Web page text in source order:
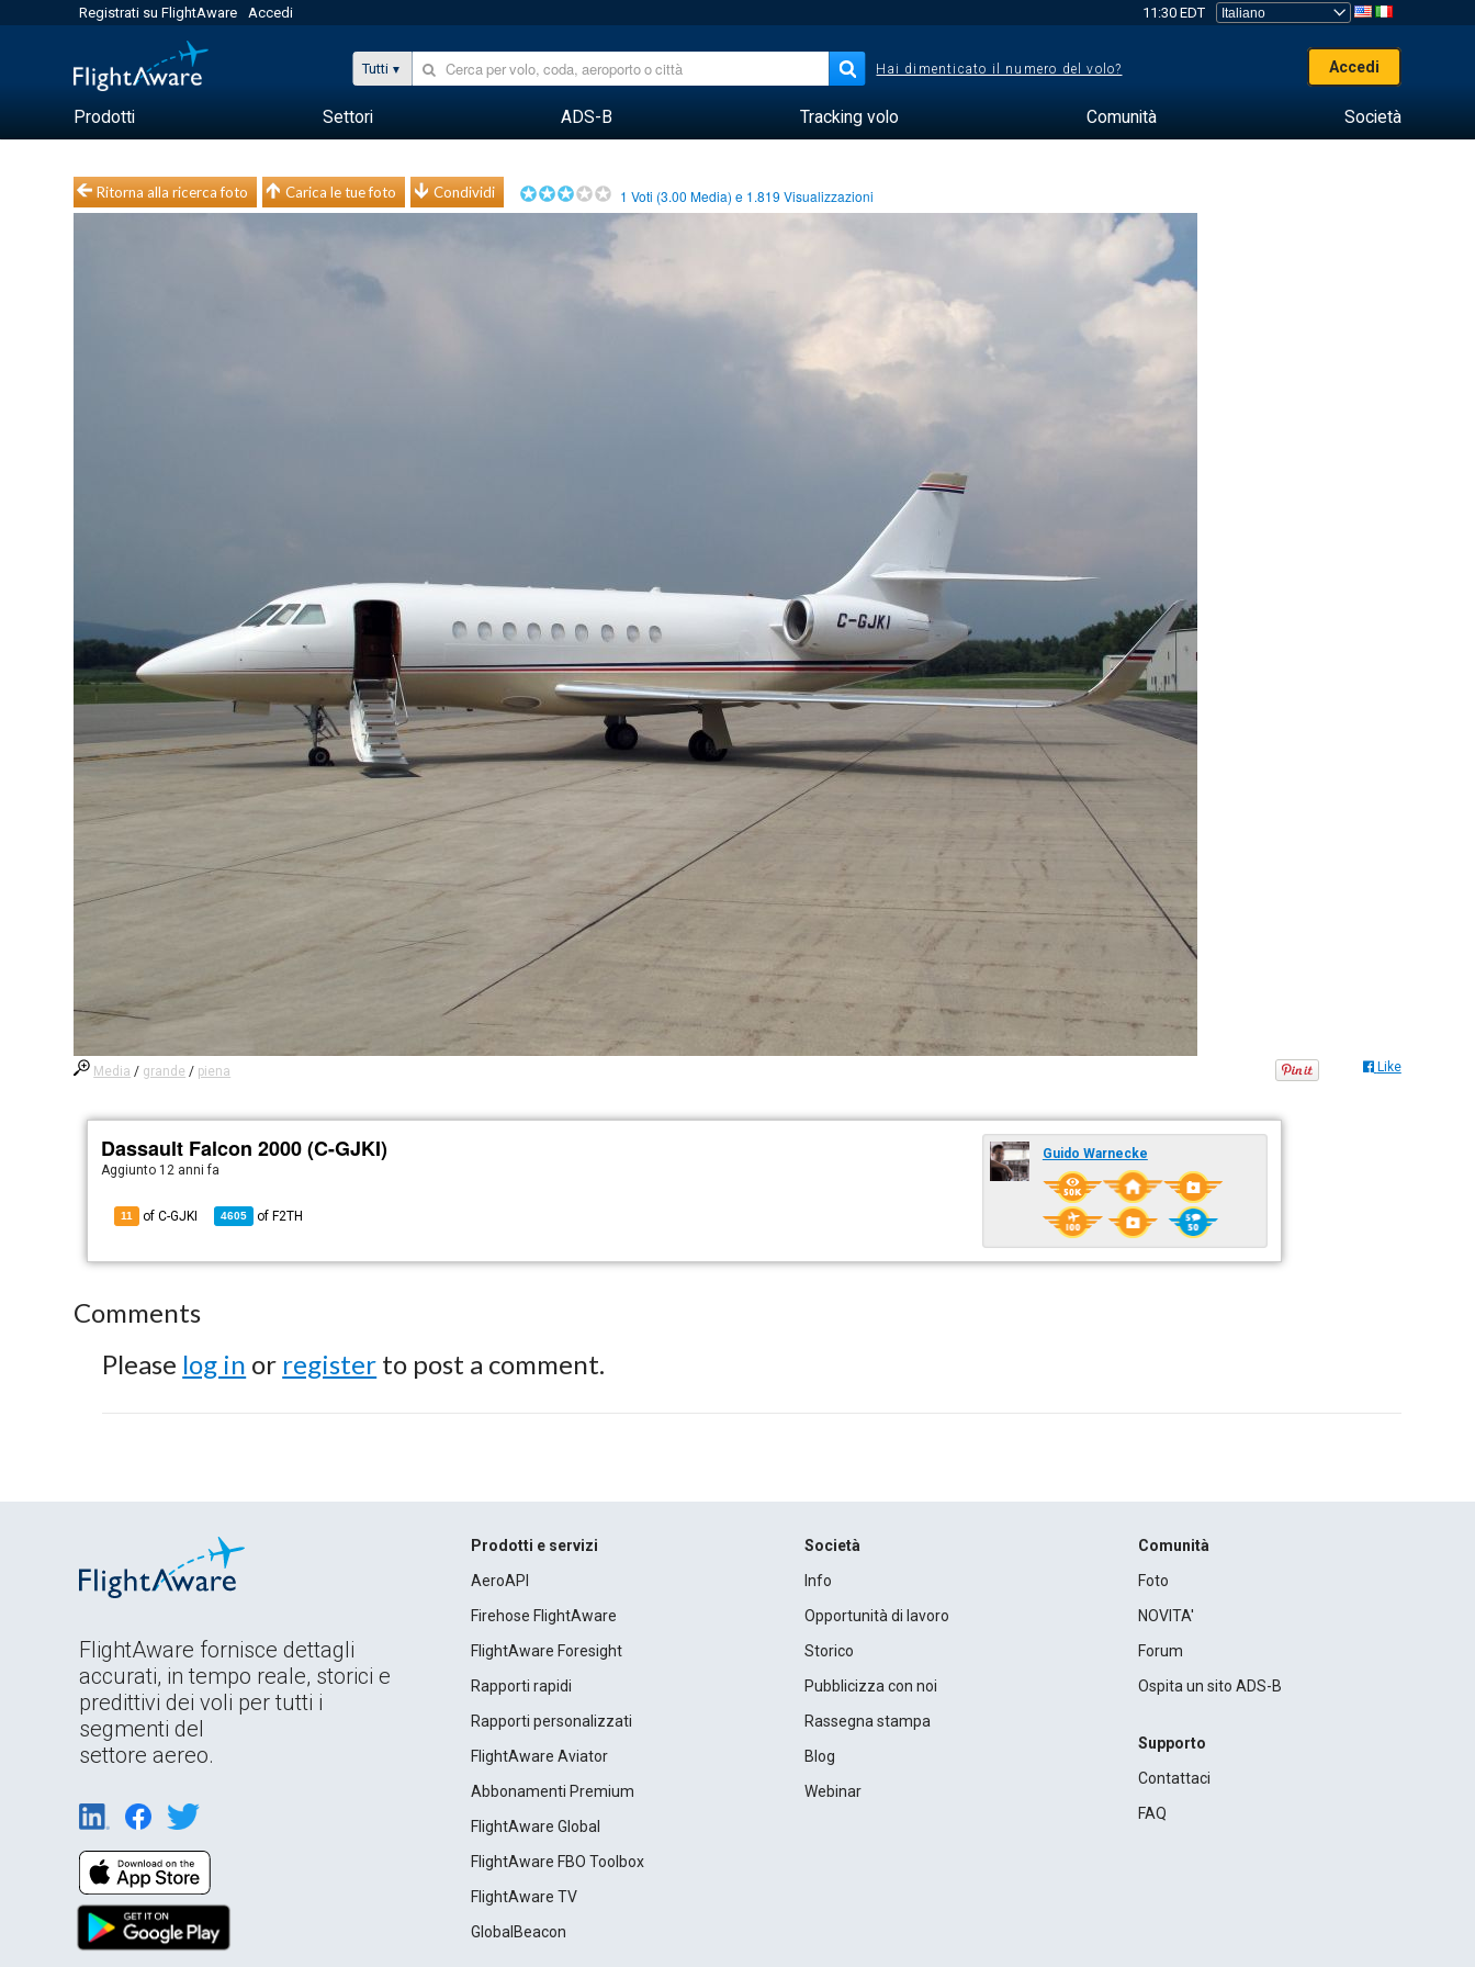
Registrati su FlightAware Accedi 11:30 EDT
Tutti Hai dimenticato il numero del volo? Accedi
Prodotti Settori ADS-B Tracking volo Comunità Società
Ritorna alla ricerca foto Carica le tue foto Condividi 1 Voti (3.00 Media) e 1.819 Visualizzazioni
Media / grande / piena Like
Dassault Falcon 2000 (C-GJKI)
Aggiunto 12 anni fa
11 of C-GJKI 4605 of F2TH
Guido Warnecke
Comments
Please log in or register to post a comment.
FlightAware fornisce dettagli
accurati, in tempo reale, storici e
predittivi dei voli per tutti i
segmenti del
settore aereo.
Prodotti e servizi
AeroAPI
Firehose FlightAware
FlightAware Foresight
Rapporti rapidi
Rapporti personalizzati
FlightAware Aviator
Abbonamenti Premium
FlightAware Global
FlightAware FBO Toolbox
FlightAware TV
GlobalBeacon
Società
Info
Opportunità di lavoro
Storico
Pubblicizza con noi
Rassegna stampa
Blog
Webinar
Comunità
Foto
NOVITA'
Forum
Ospita un sito ADS-B
Supporto
Contattaci
FAQ